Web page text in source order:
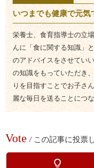
いつまでも健康で元
栄養士、食育指導士の立
んに「食に関する知識」
のアドバイスをさせてい
の知識をもっていただき
りを目指すことでお子さ
麗な毎日を送ることにつな
Vote / この記事に投票
lightbulb_outline